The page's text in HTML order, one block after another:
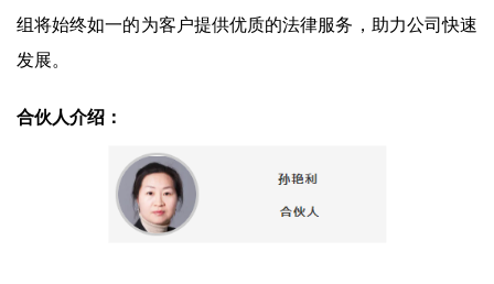
组将始终如一的为客户提供优质的法律服务，助力公司快速
发展。
合伙人介绍：